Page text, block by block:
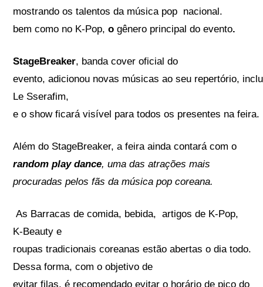
mostrando os talentos da música pop nacional.
bem como no K-Pop,o gênero principal do evento.
StageBreaker, banda cover oficial do
evento, adicionou novas músicas ao seu repertório,
Le Sserafim,
e o show ficará visível para todos os presentes na feira.
Além do StageBreaker, a feira ainda contará com o
random play dance, uma das atrações mais
procuradas pelos fãs da música pop coreana.
As Barracas de comida, bebida, artigos de K-Pop,
K-Beauty e
roupas tradicionais coreanas estão abertas o dia todo.
Dessa forma, com o objetivo de
evitar filas, é recomendado evitar o horário de pico do